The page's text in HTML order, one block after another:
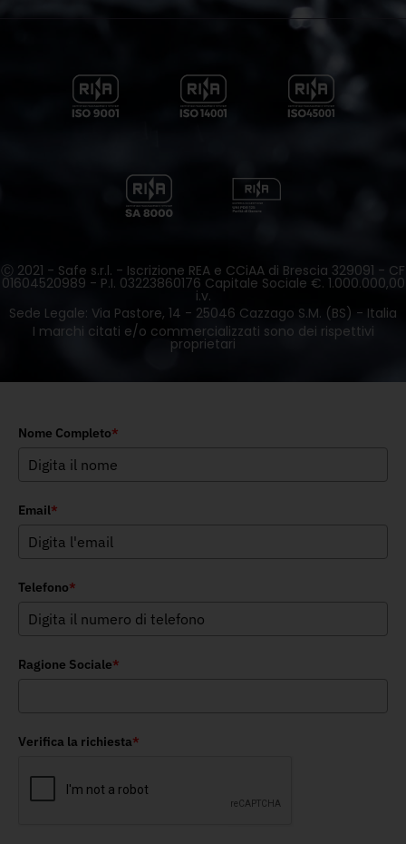
Ⓒ 2021 - Safe s.r.l. - Iscrizione REA e CCiAA di Brescia 329091 - CF
01604520989 - P.I. 03223860176 Capitale Sociale €. 1.000.000,00
i.v.
Sede Legale: Via Pastore, 14 - 25046 Cazzago S.M. (BS) - Italia
I marchi citati e/o commercializzati sono dei rispettivi
proprietari
Nome Completo*
Email*
Telefono*
Ragione Sociale*
Verifica la richiesta*